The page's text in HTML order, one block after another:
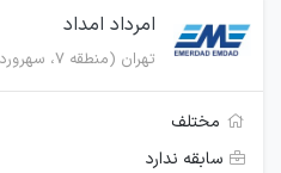
امرداد امداد
تهران (منطقه ۷، سهروردی - باغ صبا)
مختلف
سابقه ندارد